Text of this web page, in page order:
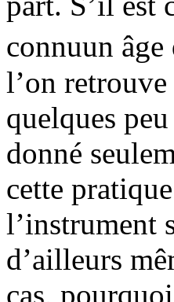
connuun
l’on
quelques
donné
cette
l’instrument
d’ailleurs
cas,